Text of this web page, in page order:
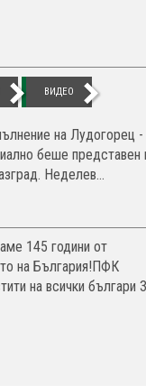
ВИДЕО
на Лудогорец
беше представен
Неделев...
145 години от
на България!ПФК
на всички българи